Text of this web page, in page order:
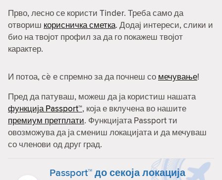
Прво, лесно се користи Tinder. Треба само да
отвориш корисничка сметка. Додај интереси, слики и
био на твојот профил за да го покажеш твојот
карактер.
И потоа, сè е спремно за да почнеш со мечување!
Пред да патуваш, можеш да ја користиш нашата
функција Passport™, која е вклучена во нашите
премиум претплати. Функцијата Passport ти
овозможува да ја смениш локацијата и да мечуваш
со членови од друг град.
Passport™ до секоја локација